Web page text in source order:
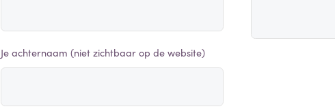
Je achternaam (niet zichtbaar op de website)